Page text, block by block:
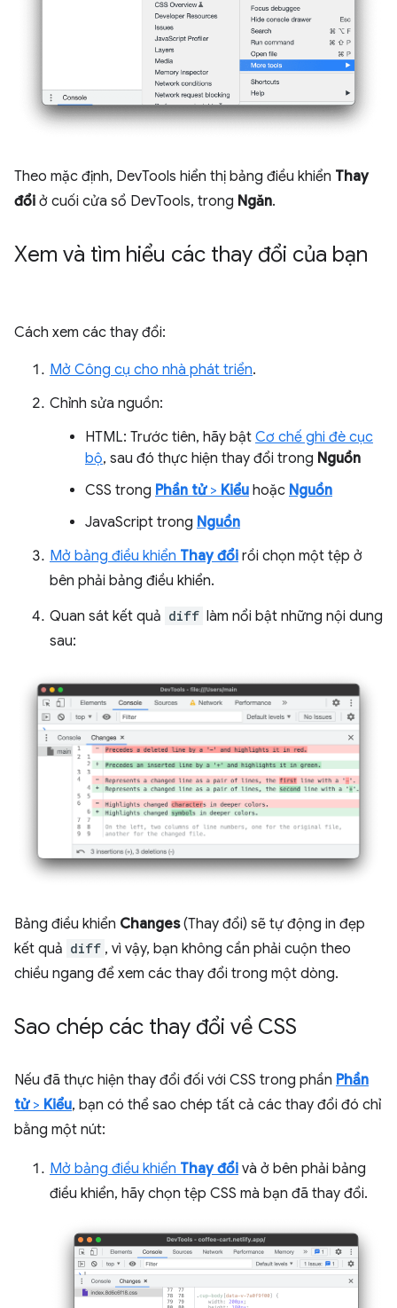
Theo mặc định, DevTools hiển thị bảng điều khiển Thay
đổi ở cuối cửa sổ DevTools, trong Ngăn.
Xem và tìm hiểu các thay đổi của bạn
Cách xem các thay đổi:
Mở Công cụ cho nhà phát triển.
Chỉnh sửa nguồn:
HTML: Trước tiên, hãy bật Cơ chế ghi đè cục
bộ, sau đó thực hiện thay đổi trong Nguồn
CSS trong Phần tử> Kiểu hoặc Nguồn
JavaScript trong Nguồn
Mở bảng điều khiển Thay đổi rồi chọn một tệp ở
bên phải bảng điều khiển.
Quan sát kết quả diff làm nổi bật những nội dung
sau:
Bảng điều khiển Changes(Thay đổi) sẽ tự động in đẹp
kết quả diff , vì vậy, bạn không cần phải cuộn theo
chiều ngang để xem các thay đổi trong một dòng.
Sao chép các thay đổi về CSS
Nếu đã thực hiện thay đổi đối với CSS trong phần Phần
tử> Kiểu, bạn có thể sao chép tất cả các thay đổi đó chỉ
bằng một nút:
Mở bảng điều khiển Thay đổi và ở bên phải bảng
điều khiển, hãy chọn tệp CSS mà bạn đã thay đổi.